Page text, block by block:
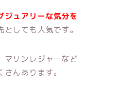
ジュアリーな気分を
しても人気です。
マリンレジャーなど
んあります。